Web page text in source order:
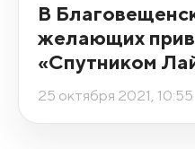
В
желающих
«Спутником
25 октября 2021, 10:55